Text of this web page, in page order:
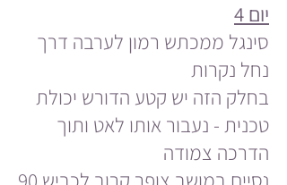
יום 4
סינגל ממכתש רמון לערבה דרך
נחל נקרות
בחלק הזה יש קטע הדורש יכולת
טכנית - נעבור אותו לאט ותוך
הדרכה צמודה